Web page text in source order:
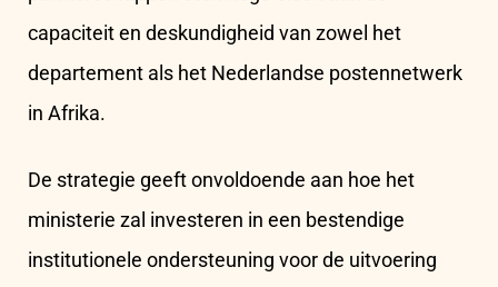
capaciteit en deskundigheid van zowel het
departement als het Nederlandse postennetwerk
in Afrika.
De strategie geeft onvoldoende aan hoe het
ministerie zal investeren in een bestendige
institutionele ondersteuning voor de uitvoering